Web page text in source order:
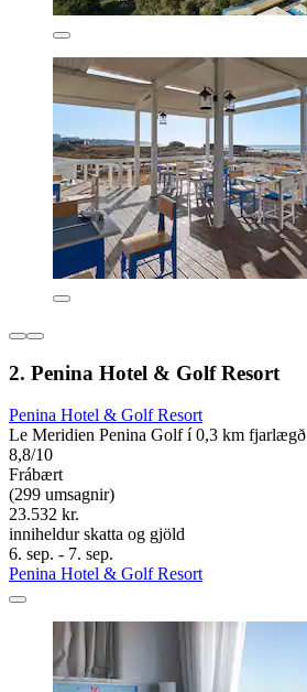
2. Penina Hotel & Golf Resort
Penina Hotel & Golf Resort
Le Meridien Penina Golf í 0,3 km fjarlægð
8,8/10
Frábært
(299 umsagnir)
23.532 kr.
inniheldur skatta og gjöld
6. sep. - 7. sep.
Penina Hotel & Golf Resort